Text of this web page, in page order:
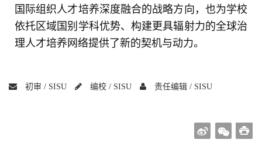
国际组织人才培养深度融合的战略方向，也为学校
依托区域国别学科优势、构建更具辐射力的全球治
理人才培养网络提供了新的契机与动力。
初审 / SISU 编校 / SISU 责任编辑 / SISU